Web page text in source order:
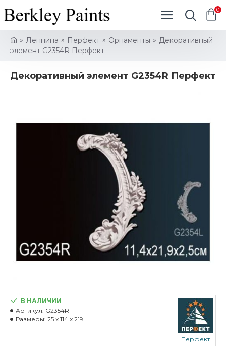
0
Лепнина Перфект Орнаменты
Декоративный
элемент G2354R Перфект
Декоративный элемент G2354R Перфект
В НАЛИЧИИ
Артикул: G2354R
Размеры: 25 x 114 x 219
Перфект